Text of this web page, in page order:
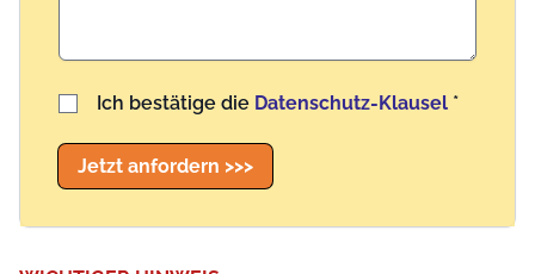
Benutzername
Ich bestätige die Datenschutz-Klausel *
Jetzt anfordern >>>